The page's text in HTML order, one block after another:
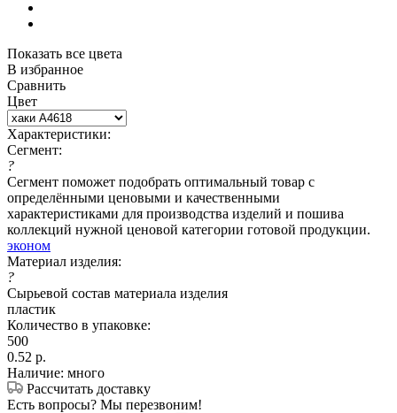
Показать все цвета
В избранное
Сравнить
Цвет
Характеристики:
Сегмент:
?
Сегмент поможет подобрать оптимальный товар с
определёнными ценовыми и качественными
характеристиками для производства изделий и пошива
коллекций нужной ценовой категории готовой продукции.
эконом
Материал изделия:
?
Сырьевой состав материала изделия
пластик
Количество в упаковке:
500
0.52 р.
Наличие: много
Рассчитать доставку
Есть вопросы? Мы перезвоним!